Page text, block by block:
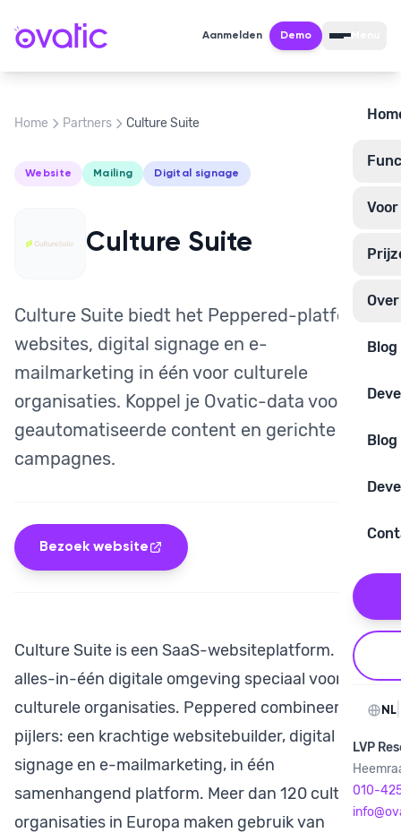
Aanmelden Demo
Blog
Blog
NL
LVP
010-
Home Partners Culture Suite
Website Mailing Digital signage
Culture Suite
Culture Suite biedt het Peppered-platform:
websites, digital signage en e-
mailmarketing in één voor culturele
organisaties. Koppel je Ovatic-data voor
geautomatiseerde content en gerichte
campagnes.
Bezoek website
Culture Suite is een SaaS-websiteplatform. Een
alles-in-één digitale omgeving speciaal voor
culturele organisaties. Peppered combineert drie
pijlers: een krachtige websitebuilder, digital
signage en e-mailmarketing, in één
samenhangend platform. Meer dan 120 culturele
organisaties in Europa maken gebruik van